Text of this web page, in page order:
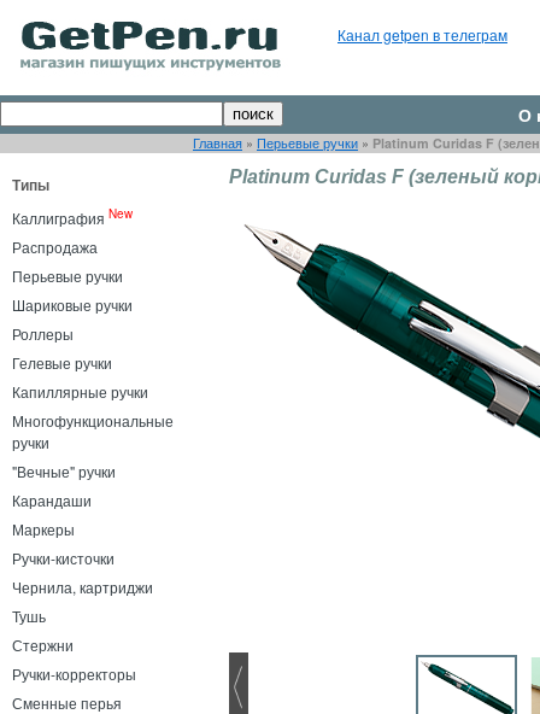
Канал getpen в телеграм
О
Главная » Перьевые ручки » Platinum Curidas F
Типы
Каллиграфия New
Распродажа
Перьевые ручки
Шариковые ручки
Роллеры
Гелевые ручки
Капиллярные ручки
Многофункциональные
ручки
"Вечные" ручки
Карандаши
Маркеры
Ручки-кисточки
Чернила, картриджи
Тушь
Стержни
Ручки-корректоры
Сменные перья
Platinum Curidas F (зеленый